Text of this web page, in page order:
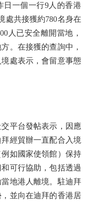
日一個一行9人的香港
處共接獲約780名身在
人已安全離開當地，
。在接獲的查詢中，
處表示，會留意事態
平台發帖表示，因應
經貿辦一直配合入境
如國家使領館）保持
可行協助，包括透過
地港人離境。駐迪拜
並向在迪拜的香港居